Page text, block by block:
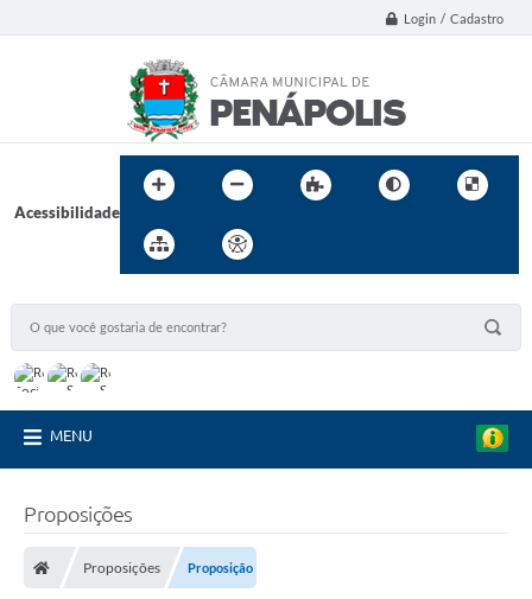
Login / Cadastro
Acessibilidade
MENU
Proposições
Proposições Proposição